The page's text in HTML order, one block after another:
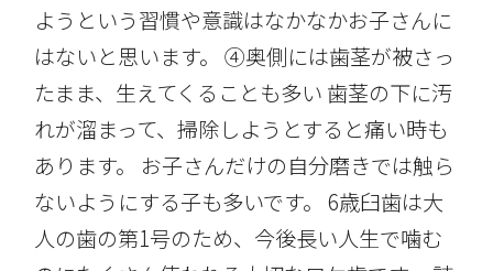
ようという習慣や意識はなかなかお子さんに
はないと思います。 ④奥側には歯茎が被さっ
たまま、生えてくることも多い 歯茎の下に汚
れが溜まって、掃除しようとすると痛い時も
あります。 お子さんだけの自分磨きでは触ら
ないようにする子も多いです。 6歳臼歯は大
人の歯の第1号のため、今後長い人生で噛む